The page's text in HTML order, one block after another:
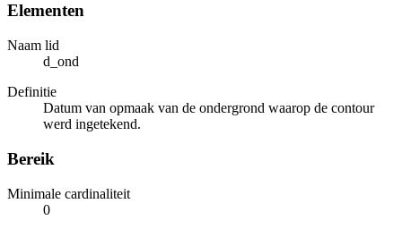
Elementen
Naam lid
d_ond
Definitie
Datum van opmaak van de ondergrond waarop de contour
werd ingetekend.
Bereik
Minimale cardinaliteit
0